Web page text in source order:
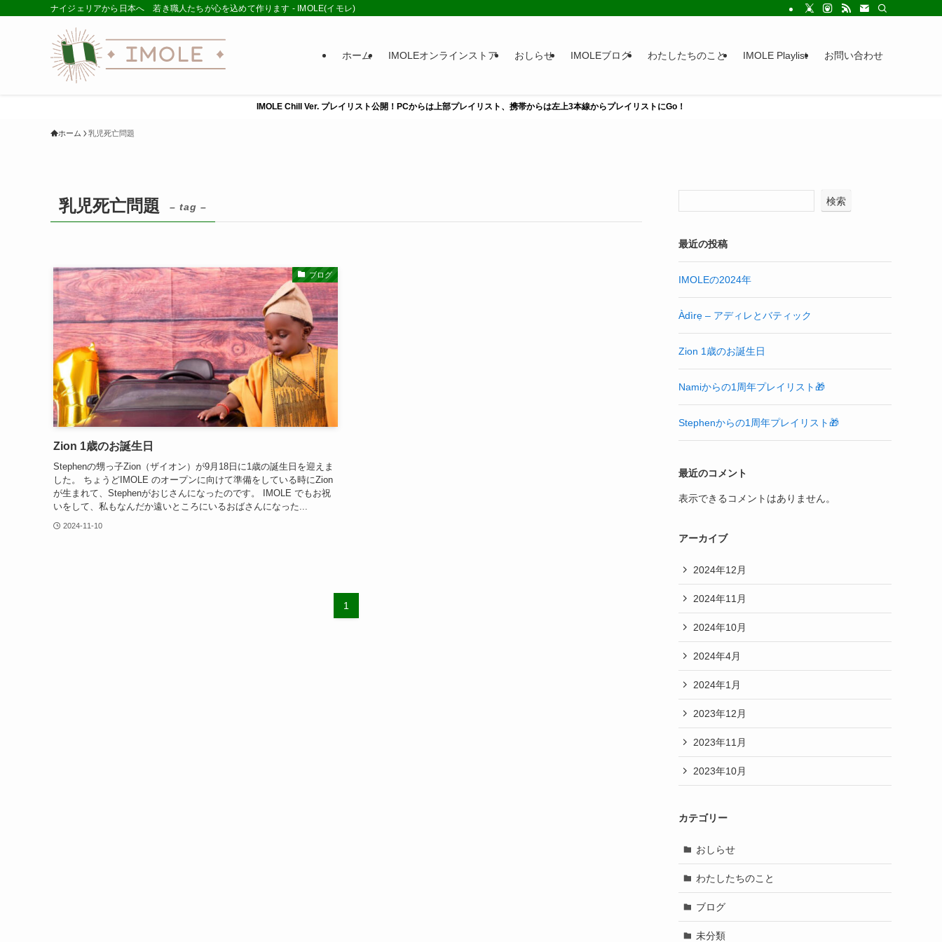
ナイジェリアから日本へ 若き職人たちが心を込めて作ります - IMOLE(イモレ)
ホーム IMOLEオンラインストア おしらせ IMOLEブログ わたしたちのこと IMOLE Playlist お問い合わせ
IMOLE Chill Ver. プレイリスト公開！PCからは上部プレイリスト、携帯からは左上3本線からプレイリストにGo！
ホーム 乳児死亡問題
乳児死亡問題 – tag –
ブログ
Zion 1歳のお誕生日
Stephenの甥っ子Zion（ザイオン）が9月18日に1歳の誕生日を迎えま
した。 ちょうどIMOLE のオープンに向けて準備をしている時にZion
が生まれて、Stephenがおじさんになったのです。 IMOLE でもお祝
いをして、私もなんだか遠いところにいるおばさんになった...
2024-11-10
1
検索
最近の投稿
IMOLEの2024年
Àdìrẹ – アディレとバティック
Zion 1歳のお誕生日
Namiからの1周年プレイリスト🎁
Stephenからの1周年プレイリスト🎁
最近のコメント
表示できるコメントはありません。
アーカイブ
2024年12月
2024年11月
2024年10月
2024年4月
2024年1月
2023年12月
2023年11月
2023年10月
カテゴリー
おしらせ
わたしたちのこと
ブログ
未分類